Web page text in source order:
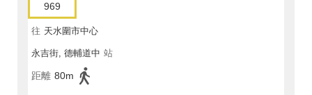
969
往 天水圍市中心
永吉街, 德輔道中 站
距離 80m